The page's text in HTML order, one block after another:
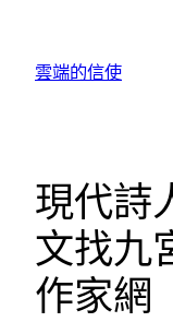
雲端的信使
現代詩
文找九
作家網